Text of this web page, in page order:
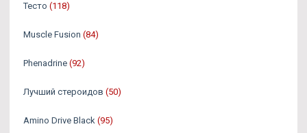
Тесто (118)
Muscle Fusion (84)
Phenadrine (92)
Лучший стероидов (50)
Amino Drive Black (95)